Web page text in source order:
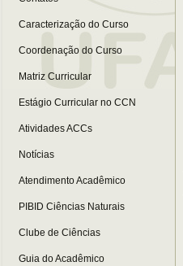
Caracterização do Curso
Coordenação do Curso
Matriz Curricular
Estágio Curricular no CCN
Atividades ACCs
Notícias
Atendimento Acadêmico
PIBID Ciências Naturais
Clube de Ciências
Guia do Acadêmico